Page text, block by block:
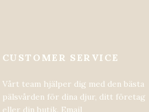
CUSTOMER SERVICE
Vårt team hjälper dig med den bästa
pälsvården för dina djur, ditt företag
eller din butik. Email